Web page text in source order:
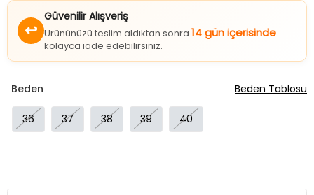
↩
Güvenilir Alışveriş
Ürününüzü teslim aldıktan sonra 14 gün içerisinde
kolayca iade edebilirsiniz.
Beden
36 37 38 39 40
Beden Tablosu